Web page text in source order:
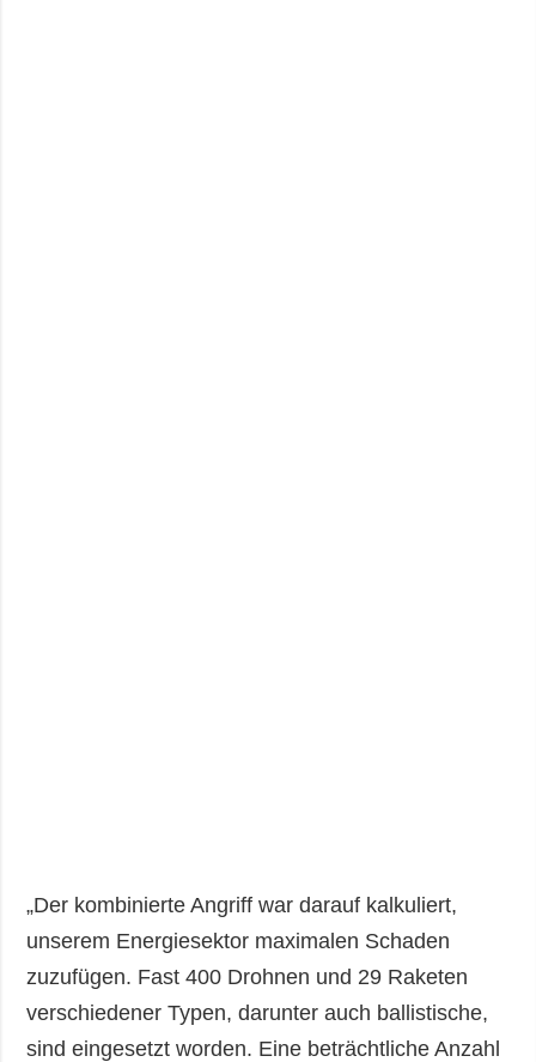
„Der kombinierte Angriff war darauf kalkuliert,
unserem Energiesektor maximalen Schaden
zuzufügen. Fast 400 Drohnen und 29 Raketen
verschiedener Typen, darunter auch ballistische,
sind eingesetzt worden. Eine beträchtliche Anzahl